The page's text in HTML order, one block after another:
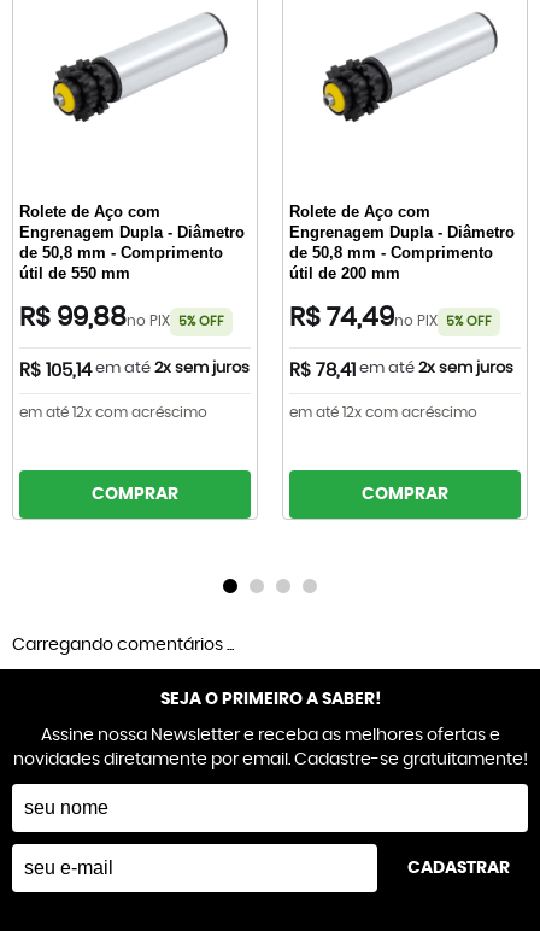
Rolete de Aço com
Engrenagem Dupla - Diâmetro
de 50,8 mm - Comprimento
útil de 550 mm
R$ 99,88no PIX 5% OFF
R$ 105,14 em até 2x sem juros
em até 12x com acréscimo
COMPRAR
Rolete de Aço com
Engrenagem Dupla - Diâmetro
de 50,8 mm - Comprimento
útil de 200 mm
R$ 74,49no PIX 5% OFF
R$ 78,41 em até 2x sem juros
em até 12x com acréscimo
COMPRAR
Carregando comentários ...
SEJA O PRIMEIRO A SABER!
Assine nossa Newsletter e receba as melhores ofertas e
novidades diretamente por email. Cadastre-se gratuitamente!
CADASTRAR